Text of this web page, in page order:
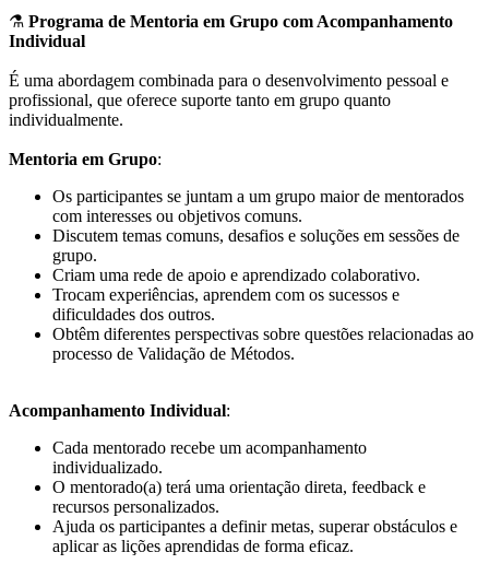
⚗️ Programa de Mentoria em Grupo com Acompanhamento
Individual
É uma abordagem combinada para o desenvolvimento pessoal e
profissional, que oferece suporte tanto em grupo quanto
individualmente.
Mentoria em Grupo:
Os participantes se juntam a um grupo maior de mentorados
com interesses ou objetivos comuns.
Discutem temas comuns, desafios e soluções em sessões de
grupo.
Criam uma rede de apoio e aprendizado colaborativo.
Trocam experiências, aprendem com os sucessos e
dificuldades dos outros.
Obtêm diferentes perspectivas sobre questões relacionadas ao
processo de Validação de Métodos.
Acompanhamento Individual:
Cada mentorado recebe um acompanhamento
individualizado.
O mentorado(a) terá uma orientação direta, feedback e
recursos personalizados.
Ajuda os participantes a definir metas, superar obstáculos e
aplicar as lições aprendidas de forma eficaz.